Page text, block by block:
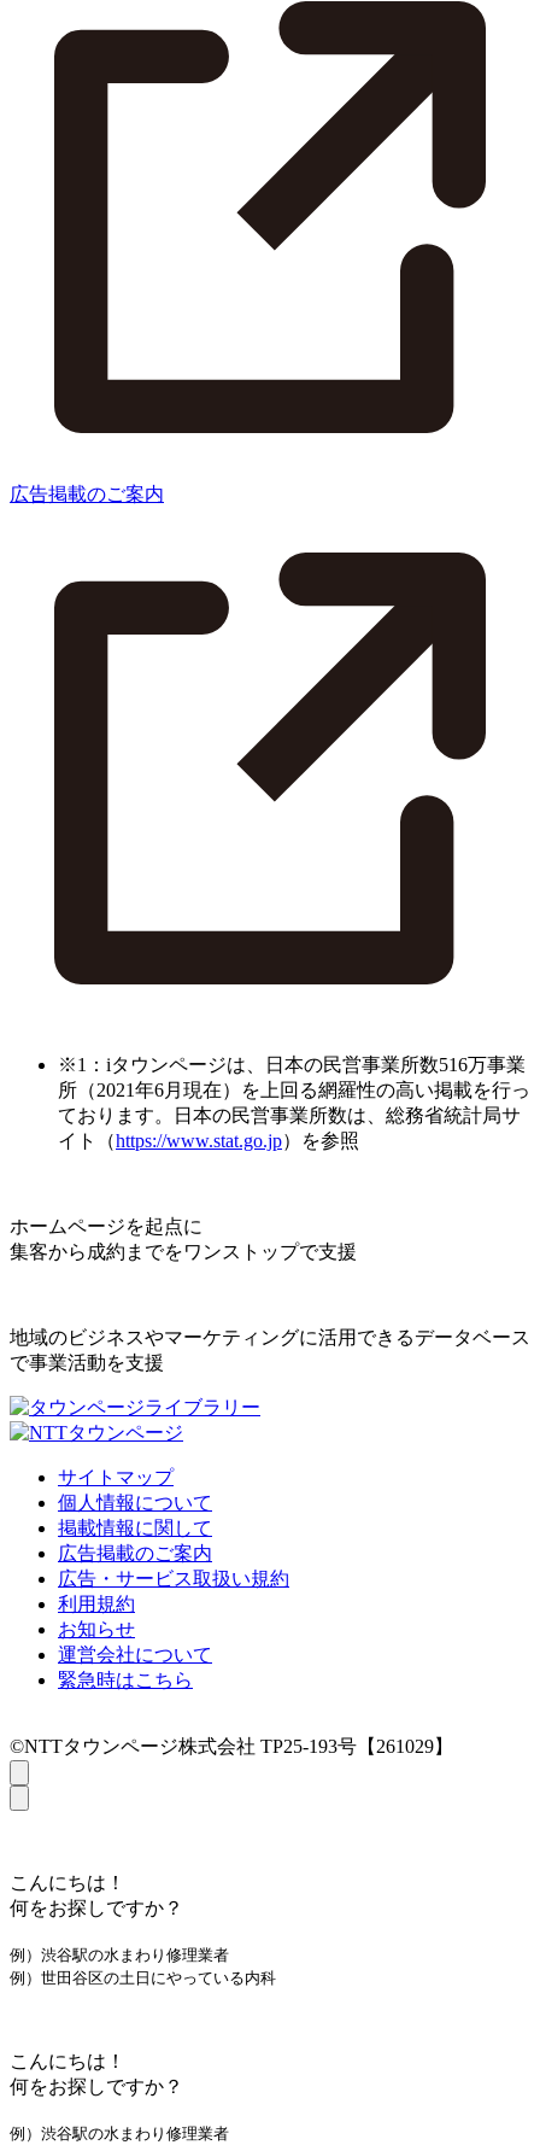
広告掲載のご案内
※1：iタウンページは、日本の民営事業所数516万事業
所（2021年6月現在）を上回る網羅性の高い掲載を行っ
ております。日本の民営事業所数は、総務省統計局サ
イト（https://www.stat.go.jp）を参照
ホームページを起点に
集客から成約までをワンストップで支援
地域のビジネスやマーケティングに活用できるデータベース
で事業活動を支援
サイトマップ
個人情報について
掲載情報に関して
広告掲載のご案内
広告・サービス取扱い規約
利用規約
お知らせ
運営会社について
緊急時はこちら
©NTTタウンページ株式会社 TP25-193号【261029】
こんにちは！
何をお探しですか？
例）渋谷駅の水まわり修理業者
例）世田谷区の土日にやっている内科
こんにちは！
何をお探しですか？
例）渋谷駅の水まわり修理業者